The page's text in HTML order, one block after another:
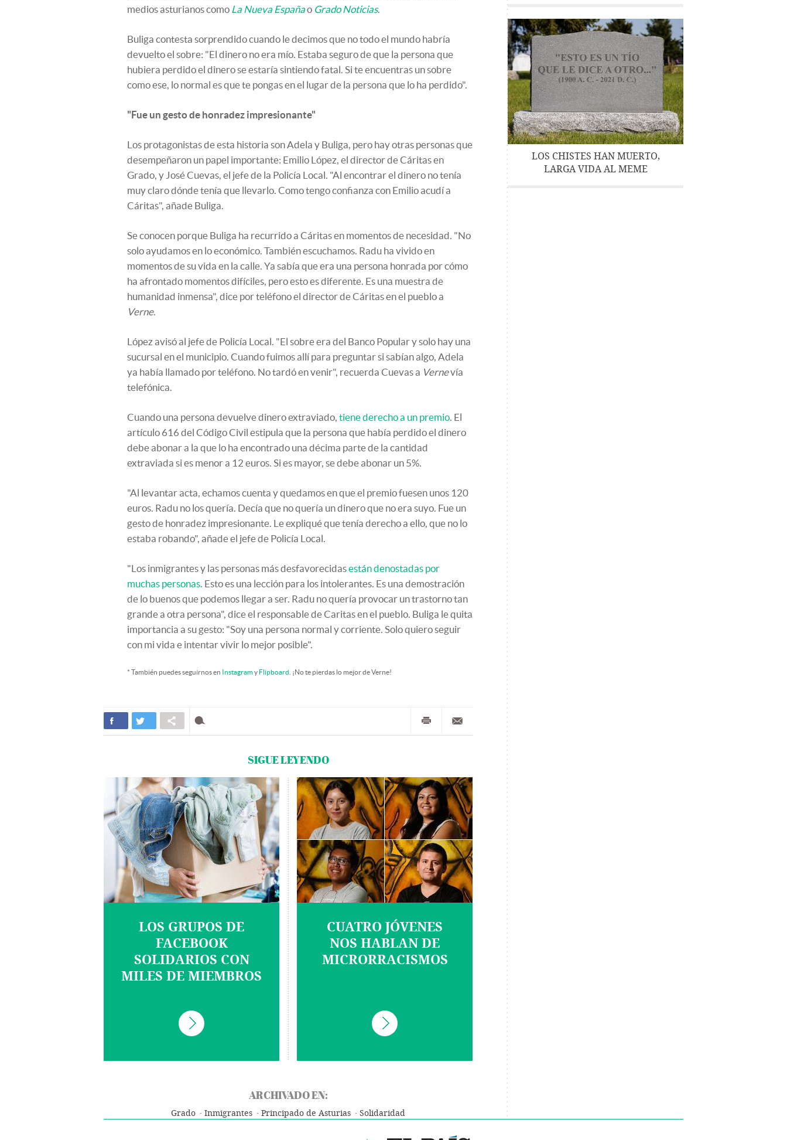
medios asturianos como La Nueva Españao Grado Noticias.
Buliga contesta sorprendido cuando le decimos que no todo el mundo habría
devuelto el sobre: "El dinero no era mío. Estaba seguro de que la persona que
hubiera perdido el dinero se estaría sintiendo fatal. Si te encuentras un sobre
como ese, lo normal es que te pongas en el lugar de la persona que lo ha perdido".
"Fue un gesto de honradez impresionante"
Los protagonistas de esta historia son Adela y Buliga, pero hay otras personas que
desempeñaron un papel importante: Emilio López, el director de Cáritas en
Grado, y José Cuevas, el jefe de la Policía Local. "Al encontrar el dinero no tenía
muy claro dónde tenía que llevarlo. Como tengo confianza con Emilio acudí a
Cáritas", añade Buliga.
Se conocen porque Buliga ha recurrido a Cáritas en momentos de necesidad. "No
solo ayudamos en lo económico. También escuchamos. Radu ha vivido en
momentos de su vida en la calle. Ya sabía que era una persona honrada por cómo
ha afrontado momentos difíciles, pero esto es diferente. Es una muestra de
humanidad inmensa", dice por teléfono el director de Cáritas en el pueblo a
Verne.
López avisó al jefe de Policía Local. "El sobre era del Banco Popular y solo hay una
sucursal en el municipio. Cuando fuimos allí para preguntar si sabían algo, Adela
ya había llamado por teléfono. No tardó en venir", recuerda Cuevas a Vernevía
telefónica.
Cuando una persona devuelve dinero extraviado, tiene derecho a un premio. El
artículo 616 del Código Civil estipula que la persona que había perdido el dinero
debe abonar a la que lo ha encontrado una décima parte de la cantidad
extraviada si es menor a 12 euros. Si es mayor, se debe abonar un 5%.
"Al levantar acta, echamos cuenta y quedamos en que el premio fuesen unos 120
euros. Radu no los quería. Decía que no quería un dinero que no era suyo. Fue un
gesto de honradez impresionante. Le expliqué que tenía derecho a ello, que no lo
estaba robando", añade el jefe de Policía Local.
"Los inmigrantes y las personas más desfavorecidasestán denostadas por
muchas personas. Esto es una lección para los intolerantes. Es una demostración
de lo buenos que podemos llegar a ser. Radu no quería provocar un trastorno tan
grande a otra persona", dice el responsable de Caritas en el pueblo. Buliga le quita
importancia a su gesto: "Soy una persona normal y corriente. Solo quiero seguir
con mi vida e intentar vivir lo mejor posible".
* También puedes seguirnos en Instagramy Flipboard . ¡No te pierdas lo mejor de Verne!
SIGUE LEYENDO
LOS GRUPOS DE
FACEBOOK
SOLIDARIOS CON
MILES DE MIEMBROS
CUATRO JÓVENES
NOS HABLAN DE
MICRORRACISMOS
ARCHIVADO EN:
Grado Inmigrantes Principado de Asturias Solidaridad
LOS CHISTES HAN MUERTO,
LARGA VIDA AL MEME